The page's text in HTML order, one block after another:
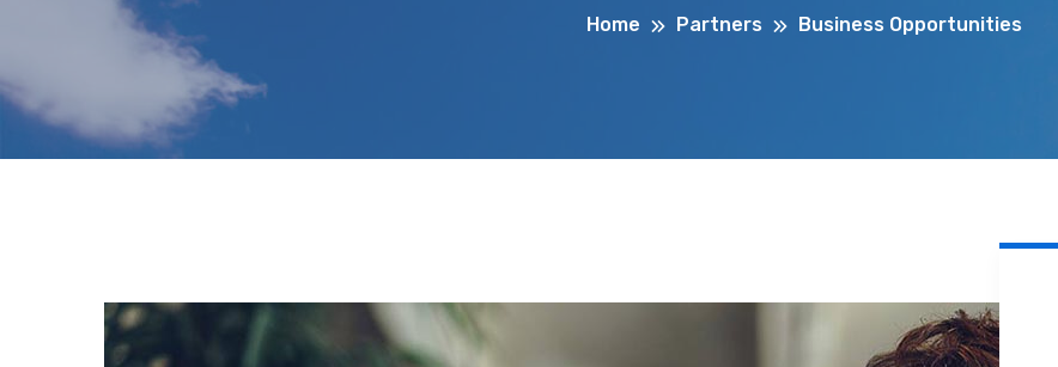
Home Partners Business Opportunities